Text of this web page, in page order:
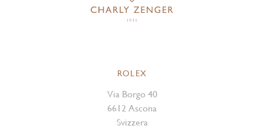
ROLEX
Via Borgo 40
6612 Ascona
Svizzera